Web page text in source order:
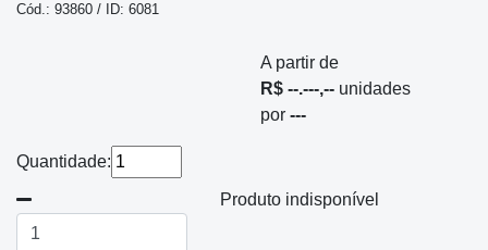
Cód.: 93860 / ID: 6081
A partir de
R$ --.---,-- unidades
por ---
Quantidade:
Produto indisponível